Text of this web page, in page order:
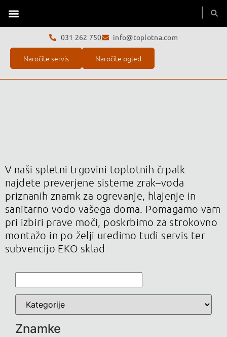
031 262 750 info@toplotna.com
Naročite servis Naročite ogled
V naši spletni trgovini toplotnih črpalk
najdete preverjene sisteme zrak–voda
priznanih znamk za ogrevanje, hlajenje in
sanitarno vodo vašega doma. Pomagamo vam
pri izbiri prave moči, poskrbimo za strokovno
montažo in po želji uredimo tudi servis ter
subvencijo EKO sklad
Znamke